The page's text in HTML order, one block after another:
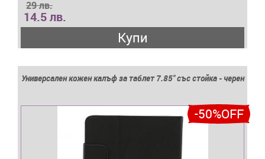
29 лв.
14.5 лв.
Купи
Универсален кожен калъф за таблет 7.85'' със стойка - черен
-50%OFF